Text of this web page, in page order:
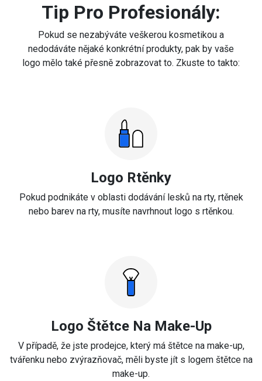
Tip Pro Profesionály:
Pokud se nezabýváte veškerou kosmetikou a
nedodáváte nějaké konkrétní produkty, pak by vaše
logo mělo také přesně zobrazovat to. Zkuste to takto:
Logo Rtěnky
Pokud podnikáte v oblasti dodávání lesků na rty, rtěnek
nebo barev na rty, musíte navrhnout logo s rtěnkou.
Logo Štětce Na Make-Up
V případě, že jste prodejce, který má štětce na make-up,
tvářenku nebo zvýrazňovač, měli byste jít s logem štětce na
make-up.